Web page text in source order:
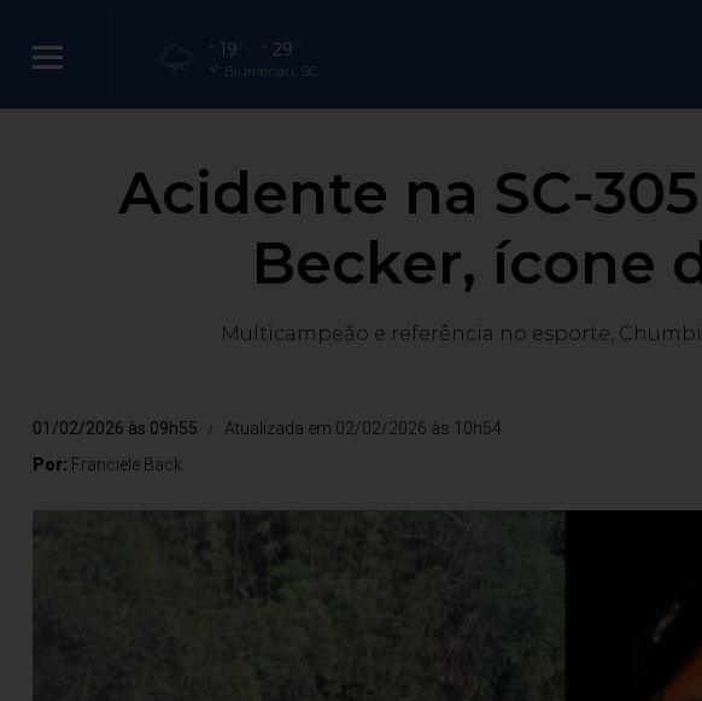
19 29
Blumenau, SC
Acidente na SC-
Becker, ícone
Multicampeão e referência no esporte,
01/02/2026 às 09h55
Atualizada em 02/02/2026 às 10h54
Por: Franciele Back